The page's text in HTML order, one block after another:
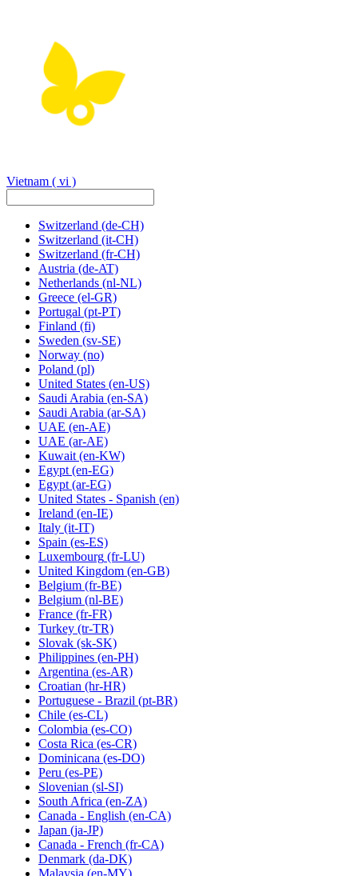
Vietnam ( vi )
Switzerland (de-CH)
Switzerland (it-CH)
Switzerland (fr-CH)
Austria (de-AT)
Netherlands (nl-NL)
Greece (el-GR)
Portugal (pt-PT)
Finland (fi)
Sweden (sv-SE)
Norway (no)
Poland (pl)
United States (en-US)
Saudi Arabia (en-SA)
Saudi Arabia (ar-SA)
UAE (en-AE)
UAE (ar-AE)
Kuwait (en-KW)
Egypt (en-EG)
Egypt (ar-EG)
United States - Spanish (en)
Ireland (en-IE)
Italy (it-IT)
Spain (es-ES)
Luxembourg (fr-LU)
United Kingdom (en-GB)
Belgium (fr-BE)
Belgium (nl-BE)
France (fr-FR)
Turkey (tr-TR)
Slovak (sk-SK)
Philippines (en-PH)
Argentina (es-AR)
Croatian (hr-HR)
Portuguese - Brazil (pt-BR)
Chile (es-CL)
Colombia (es-CO)
Costa Rica (es-CR)
Dominicana (es-DO)
Peru (es-PE)
Slovenian (sl-SI)
South Africa (en-ZA)
Canada - English (en-CA)
Japan (ja-JP)
Canada - French (fr-CA)
Denmark (da-DK)